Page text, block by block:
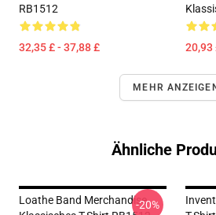
RB1512
32,35 £ - 37,88 £ 20,93
MEHR ANZEIGEN
Ähnliche
Loathe Band Merchandise-20%